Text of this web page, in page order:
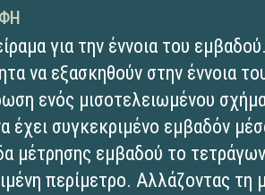
για την έννοια του
να εξασκηθούν στην έννοια
ενός μισοτελειωμένου
έχει συγκεκριμένο εμβαδόν
μέτρησης εμβαδού το
περίμετρο. Αλλάζοντας τη